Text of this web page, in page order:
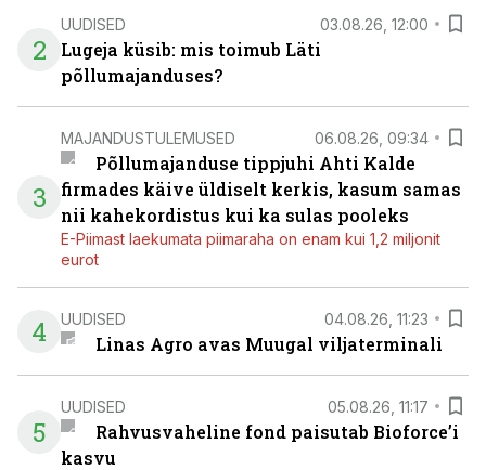
2
UUDISED 03.08.26, 12:00
Lugeja küsib: mis toimub Läti
põllumajanduses?
3
MAJANDUSTULEMUSED 06.08.26, 09:34
Põllumajanduse tippjuhi Ahti Kalde
firmades käive üldiselt kerkis, kasum samas
nii kahekordistus kui ka sulas pooleks
E-Piimast laekumata piimaraha on enam kui 1,2 miljonit
eurot
4 UUDISED 04.08.26, 11:23
Linas Agro avas Muugal viljaterminali
5
UUDISED 05.08.26, 11:17
Rahvusvaheline fond paisutab Bioforce’i
kasvu